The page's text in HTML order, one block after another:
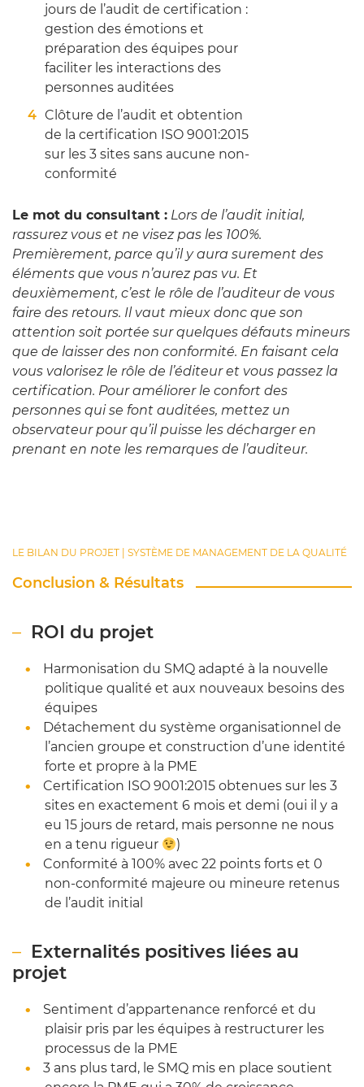
jours de l’audit de certification :
gestion des émotions et
préparation des équipes pour
faciliter les interactions des
personnes auditées
Clôture de l’audit et obtention
de la certification ISO 9001:2015
sur les 3 sites sans aucune non-
conformité
Le mot du consultant : Lors de l’audit initial,
rassurez vous et ne visez pas les 100%.
Premièrement, parce qu’il y aura surement des
éléments que vous n’aurez pas vu. Et
deuxièmement, c’est le rôle de l’auditeur de vous
faire des retours. Il vaut mieux donc que son
attention soit portée sur quelques défauts mineurs
que de laisser des non conformité. En faisant cela
vous valorisez le rôle de l’éditeur et vous passez la
certification. Pour améliorer le confort des
personnes qui se font auditées, mettez un
observateur pour qu’il puisse les décharger en
prenant en note les remarques de l’auditeur.
LE BILAN DU PROJET | SYSTÈME DE MANAGEMENT DE LA QUALITÉ
Conclusion & Résultats
ROI du projet
Harmonisation du SMQ adapté à la nouvelle
politique qualité et aux nouveaux besoins des
équipes
Détachement du système organisationnel de
l’ancien groupe et construction d’une identité
forte et propre à la PME
Certification ISO 9001:2015 obtenues sur les 3
sites en exactement 6 mois et demi (oui il y a
eu 15 jours de retard, mais personne ne nous
en a tenu rigueur
)
Conformité à 100% avec 22 points forts et 0
non-conformité majeure ou mineure retenus
de l’audit initial
Externalités positives liées au
projet
Sentiment d’appartenance renforcé et du
plaisir pris par les équipes à restructurer les
processus de la PME
3 ans plus tard, le SMQ mis en place soutient